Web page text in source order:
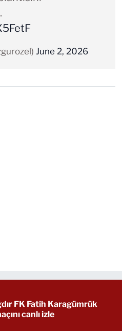
June 2, 2026
FK Fatih Karagümrük
canlı izle